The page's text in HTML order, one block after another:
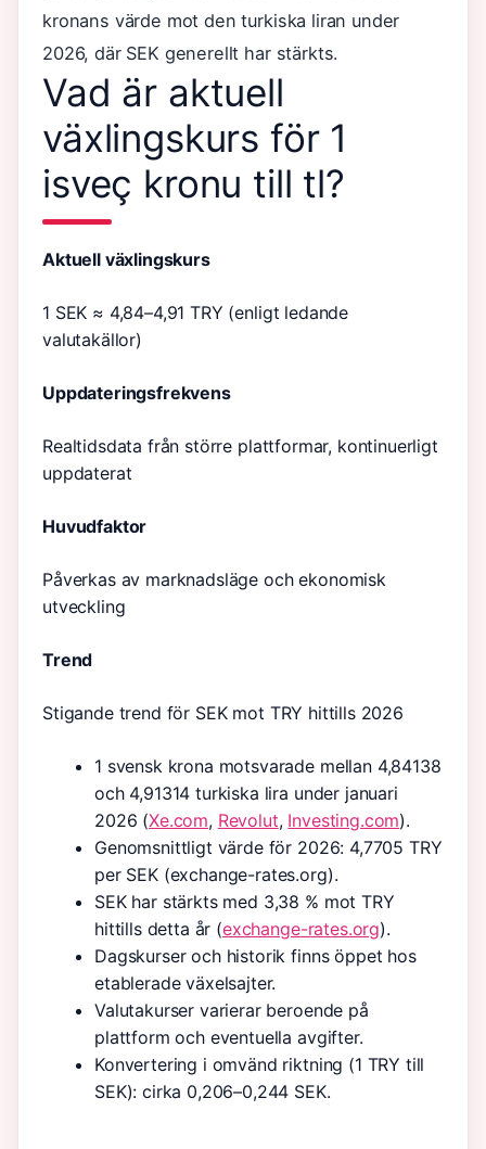
kronans värde mot den turkiska liran under
2026, där SEK generellt har stärkts.
Vad är aktuell
växlingskurs för 1
isveç kronu till tl?
Aktuell växlingskurs
1 SEK ≈ 4,84–4,91 TRY (enligt ledande
valutakällor)
Uppdateringsfrekvens
Realtidsdata från större plattformar, kontinuerligt
uppdaterat
Huvudfaktor
Påverkas av marknadsläge och ekonomisk
utveckling
Trend
Stigande trend för SEK mot TRY hittills 2026
1 svensk krona motsvarade mellan 4,84138
och 4,91314 turkiska lira under januari
2026 (Xe.com, Revolut, Investing.com).
Genomsnittligt värde för 2026: 4,7705 TRY
per SEK (exchange-rates.org).
SEK har stärkts med 3,38 % mot TRY
hittills detta år (exchange-rates.org).
Dagskurser och historik finns öppet hos
etablerade växelsajter.
Valutakurser varierar beroende på
plattform och eventuella avgifter.
Konvertering i omvänd riktning (1 TRY till
SEK): cirka 0,206–0,244 SEK.